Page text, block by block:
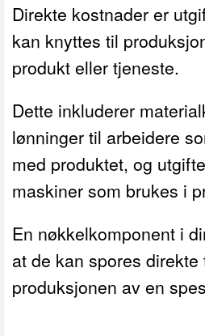
Direkte kostnader er
kan knyttes til
produkt eller tjeneste.
Dette inkluderer
lønninger til arbeidere
med produktet, og
maskiner som brukes i
En nøkkelkomponent i
at de kan spores direkte
produksjonen av en